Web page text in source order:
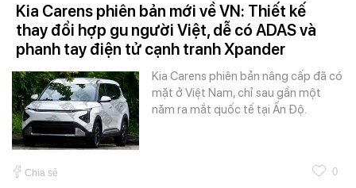
Kia Carens phiên bản mới về VN: Thiết kế
thay đổi hợp gu người Việt, dễ có ADAS và
phanh tay điện tử cạnh tranh Xpander
Kia Carens phiên bản nâng cấp đã có
mặt ở Việt Nam, chỉ sau gần một
năm ra mắt quốc tế tại Ấn Độ.
Chia sẻ 0